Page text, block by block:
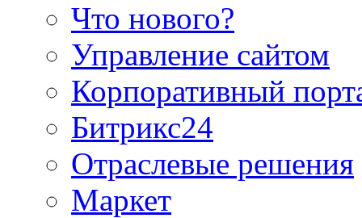
Что нового?
Управление сайтом
Корпоративный
Битрикс24
Отраслевые решения
Маркет